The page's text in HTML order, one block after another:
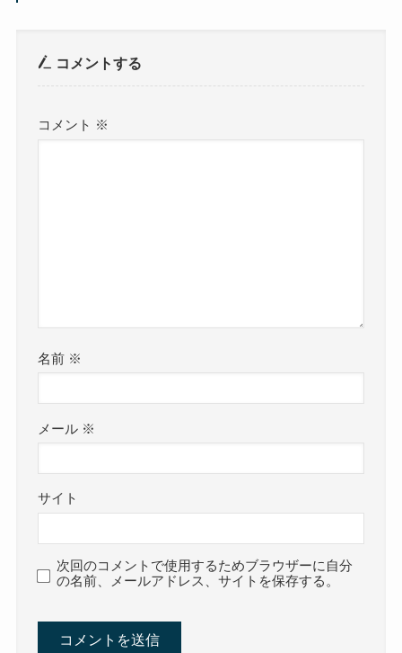
コメントする
コメント ※
名前 ※
メール ※
サイト
次回のコメントで使用するためブラウザーに自分
の名前、メールアドレス、サイトを保存する。